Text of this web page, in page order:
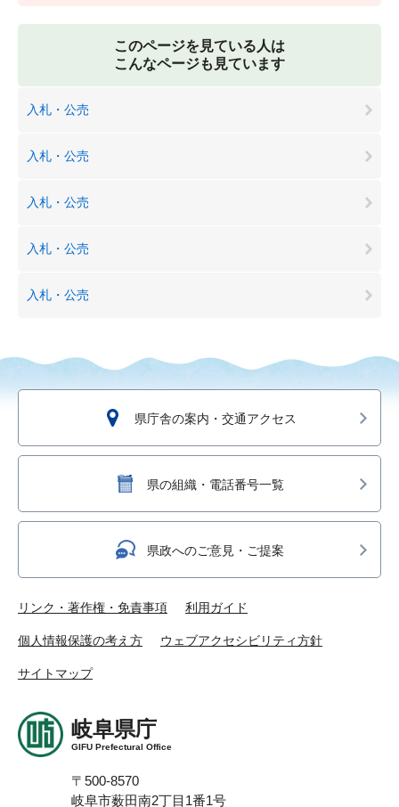
このページを見ている人は
こんなページも見ています
入札・公売
入札・公売
入札・公売
入札・公売
入札・公売
県庁舎の案内・交通アクセス
県の組織・電話番号一覧
県政へのご意見・ご提案
リンク・著作権・免責事項 利用ガイド
個人情報保護の考え方 ウェブアクセシビリティ方針
サイトマップ
岐阜県庁
GIFU Prefectural Office
〒500-8570
岐阜市薮田南2丁目1番1号